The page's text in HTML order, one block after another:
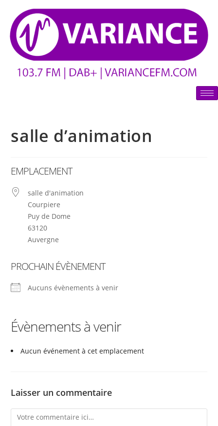
salle d’animation
EMPLACEMENT
salle d'animation
Courpiere
Puy de Dome
63120
Auvergne
PROCHAIN ÉVÈNEMENT
Aucuns évènements à venir
Évènements à venir
Aucun événement à cet emplacement
Laisser un commentaire